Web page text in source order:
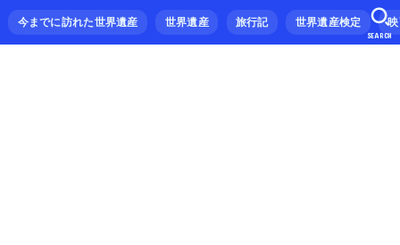
今までに訪れた世界遺産 世界遺産 旅行記 世界遺産検定
SEARCH